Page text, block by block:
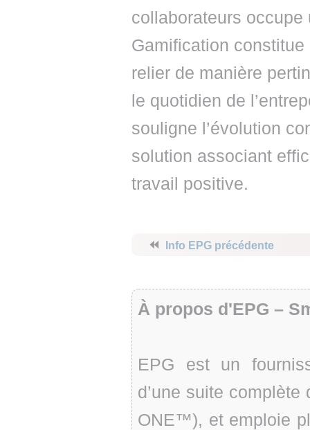
collaborateurs occupe
Gamification
relier de manière
le quotidien de
souligne l’évolution
solution associant
travail positive.
⏪ Info EPG précédente
À propos d'EPG –
EPG est un
d’une suite
ONE™), et emploie